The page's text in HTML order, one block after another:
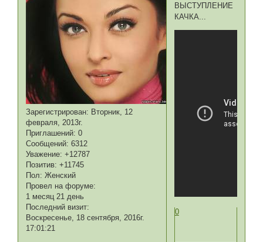
Зарегистрирован: Вторник, 12
февраля, 2013г.
Приглашений: 0
Сообщений: 6312
Уважение: +12787
Позитив: +11745
Пол: Женский
Провел на форуме:
1 месяц 21 день
Последний визит:
Воскресенье, 18 сентября, 2016г.
17:01:21
ВЫСТУПЛЕНИЕ
КАЧКА...
0